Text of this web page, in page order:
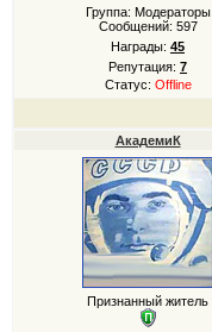
Группа: Модераторы
Сообщений: 597
Награды: 45
Репутация: 7
Статус: Offline
АкадемиК
Признанный житель